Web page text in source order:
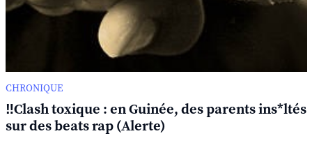
CHRONIQUE
‼️Clash toxique : en Guinée, des parents ins*ltés
sur des beats rap (Alerte)